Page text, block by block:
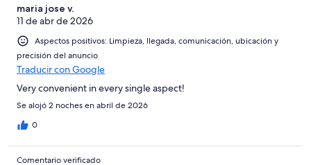
Horrible
maria jose v.
11 de abr de 2026
Aspectos positivos: Limpieza, llegada, comunicación, ubicación y
precisión del anuncio
Traducir con Google
Very convenient in every single aspect!
Se alojó 2 noches en abril de 2026
0
Comentario verificado